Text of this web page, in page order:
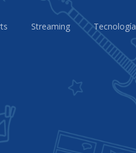
Streaming Tecnología